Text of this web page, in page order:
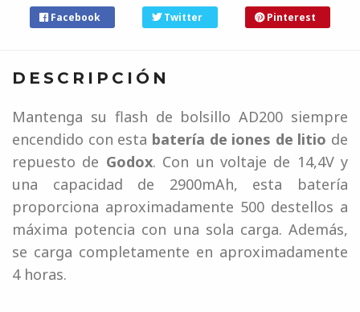
Facebook Twitter Pinterest
DESCRIPCIÓN
Mantenga su flash de bolsillo AD200 siempre
encendido con esta batería de iones de litio de
repuesto de Godox. Con un voltaje de 14,4V y
una capacidad de 2900mAh, esta batería
proporciona aproximadamente 500 destellos a
máxima potencia con una sola carga. Además,
se carga completamente en aproximadamente
4 horas.